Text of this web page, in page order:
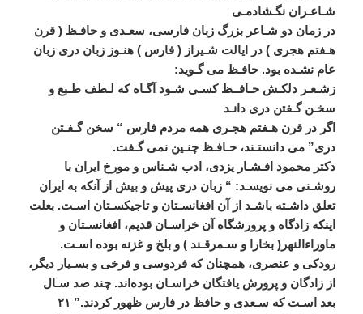
شـاعـران نگـشادمـی
در زمان دو شـاعر بزرگ زبان فارسی، سعـدی و حافـظ (قرن
هـفتم هجری )در ايالت شـيراز (فارس )هنـوز زبان دری زبان
عام نشـده بود.حافـظ می ‌گـويد:
زشـعـر دلکـش حـافــظ کسـی شـود آگـاه که لـطف طـبع و
سخـن گـفتن دری دانـد
اگر در قرن هـفتم هجـری همه مردم فارس “ سخن گـفـتن
دری”می ‌دانستـند، حـافـظ چنـين نمی ‌گـفت.
دکتر محمود افـشـار يزدی، ادب شـناس و مورخ ايران با
روشـنی می ‌نويسـد: “زبان دری پيش و بيش از آنکه به ايران
تعلق داشـته باشـد از آن افغانسـتان و تاجيکسـتان اسـت.بعلت
اينکه زادگاه و پرورشگاه آن خراسـان قديم، افغانسـتان و
ماوراءالنهر(بخارا و سـمرقـند )و بلخ و غزنه بوده اسـت.
رودکی و عنصری، همچنان که فردوسی و فرخی و بسـيار ديگر،
از زادگان و پرورش يافتگان خراسـان بوده اند.چند صد سـال
بعد اسـت که سـعدی و حافظ در فارس ظهور کردند.” ۲۱